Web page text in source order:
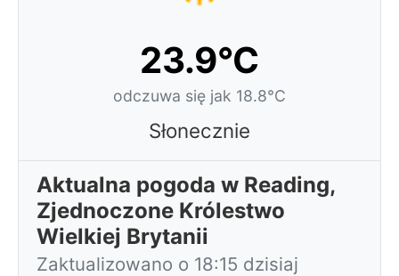
23.9°C
odczuwa się jak 18.8°C
Słonecznie
Aktualna pogoda w Reading,
Zjednoczone Królestwo
Wielkiej Brytanii
Zaktualizowano o 18:15 dzisiaj